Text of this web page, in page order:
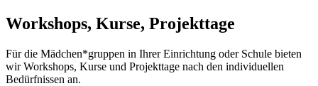
Workshops, Kurse, Projekttage
Für die Mädchen*gruppen in Ihrer Einrichtung oder Schule bieten
wir Workshops, Kurse und Projekttage nach den individuellen
Bedürfnissen an.